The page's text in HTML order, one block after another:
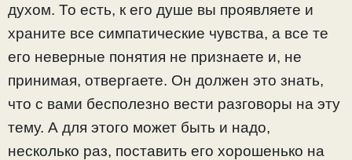
духом. То есть, к его душе вы проявляете и
храните все симпатические чувства, а все те
его неверные понятия не признаете и, не
принимая, отвергаете. Он должен это знать,
что с вами бесполезно вести разговоры на эту
тему. А для этого может быть и надо,
несколько раз, поставить его хорошенько на